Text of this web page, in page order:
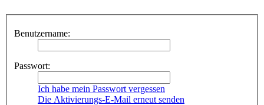
Benutzername:
Passwort:
Ich habe mein Passwort vergessen
Die Aktivierungs-E-Mail erneut senden